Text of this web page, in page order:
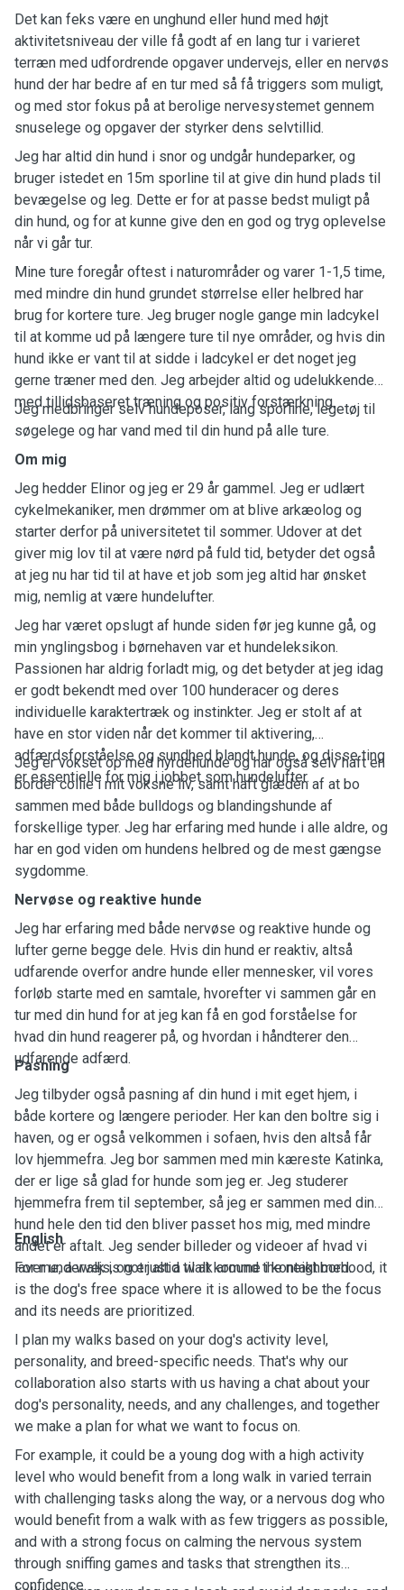
Det kan feks være en unghund eller hund med højt
aktivitetsniveau der ville få godt af en lang tur i varieret
terræn med udfordrende opgaver undervejs, eller en nervøs
hund der har bedre af en tur med så få triggers som muligt,
og med stor fokus på at berolige nervesystemet gennem
snuselege og opgaver der styrker dens selvtillid.
Jeg har altid din hund i snor og undgår hundeparker, og
bruger istedet en 15m sporline til at give din hund plads til
bevægelse og leg. Dette er for at passe bedst muligt på
din hund, og for at kunne give den en god og tryg oplevelse
når vi går tur.
Mine ture foregår oftest i naturområder og varer 1-1,5 time,
med mindre din hund grundet størrelse eller helbred har
brug for kortere ture. Jeg bruger nogle gange min ladcykel
til at komme ud på længere ture til nye områder, og hvis din
hund ikke er vant til at sidde i ladcykel er det noget jeg
gerne træner med den. Jeg arbejder altid og udelukkende
med tillidsbaseret træning og positiv forstærkning.
Jeg medbringer selv hundeposer, lang sporline, legetøj til
søgelege og har vand med til din hund på alle ture.
Om mig
Jeg hedder Elinor og jeg er 29 år gammel. Jeg er udlært
cykelmekaniker, men drømmer om at blive arkæolog og
starter derfor på universitetet til sommer. Udover at det
giver mig lov til at være nørd på fuld tid, betyder det også
at jeg nu har tid til at have et job som jeg altid har ønsket
mig, nemlig at være hundelufter.
Jeg har været opslugt af hunde siden før jeg kunne gå, og
min ynglingsbog i børnehaven var et hundeleksikon.
Passionen har aldrig forladt mig, og det betyder at jeg idag
er godt bekendt med over 100 hunderacer og deres
individuelle karaktertræk og instinkter. Jeg er stolt af at
have en stor viden når det kommer til aktivering,
adfærdsforståelse og sundhed blandt hunde, og disse ting
er essentielle for mig i jobbet som hundelufter.
Jeg er vokset op med hyrdehunde og har også selv haft en
border collie i mit voksne liv, samt haft glæden af at bo
sammen med både bulldogs og blandingshunde af
forskellige typer. Jeg har erfaring med hunde i alle aldre, og
har en god viden om hundens helbred og de mest gængse
sygdomme.
Nervøse og reaktive hunde
Jeg har erfaring med både nervøse og reaktive hunde og
lufter gerne begge dele. Hvis din hund er reaktiv, altså
udfarende overfor andre hunde eller mennesker, vil vores
forløb starte med en samtale, hvorefter vi sammen går en
tur med din hund for at jeg kan få en god forståelse for
hvad din hund reagerer på, og hvordan i håndterer den
udfarende adfærd.
Pasning
Jeg tilbyder også pasning af din hund i mit eget hjem, i
både kortere og længere perioder. Her kan den boltre sig i
haven, og er også velkommen i sofaen, hvis den altså får
lov hjemmefra. Jeg bor sammen med min kæreste Katinka,
der er lige så glad for hunde som jeg er. Jeg studerer
hjemmefra frem til september, så jeg er sammen med din
hund hele den tid den bliver passet hos mig, med mindre
andet er aftalt. Jeg sender billeder og videoer af hvad vi
laver undervejs, og er altid til at komme i kontakt med.
English
For me, a walk is not just a walk around the neighborhood, it
is the dog's free space where it is allowed to be the focus
and its needs are prioritized.
I plan my walks based on your dog's activity level,
personality, and breed-specific needs. That's why our
collaboration also starts with us having a chat about your
dog's personality, needs, and any challenges, and together
we make a plan for what we want to focus on.
For example, it could be a young dog with a high activity
level who would benefit from a long walk in varied terrain
with challenging tasks along the way, or a nervous dog who
would benefit from a walk with as few triggers as possible,
and with a strong focus on calming the nervous system
through sniffing games and tasks that strengthen its
confidence.